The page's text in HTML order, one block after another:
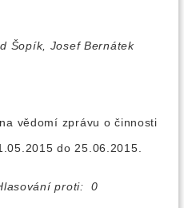
Šopík, Josef Bernátek
vědomí zprávu o činnosti
do 25.06.2015.
proti: 0